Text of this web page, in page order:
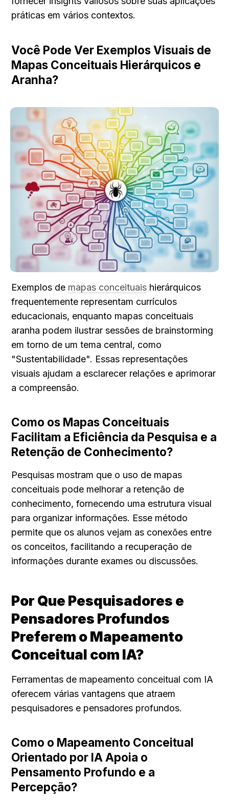
práticas em vários contextos.
Você Pode Ver Exemplos Visuais de
Mapas Conceituais Hierárquicos e
Aranha?
Exemplos de mapas conceituais hierárquicos
frequentemente representam currículos
educacionais, enquanto mapas conceituais
aranha podem ilustrar sessões de brainstorming
em torno de um tema central, como
"Sustentabilidade". Essas representações
visuais ajudam a esclarecer relações e aprimorar
a compreensão.
Como os Mapas Conceituais
Facilitam a Eficiência da Pesquisa e a
Retenção de Conhecimento?
Pesquisas mostram que o uso de mapas
conceituais pode melhorar a retenção de
conhecimento, fornecendo uma estrutura visual
para organizar informações. Esse método
permite que os alunos vejam as conexões entre
os conceitos, facilitando a recuperação de
informações durante exames ou discussões.
Por Que Pesquisadores e
Pensadores Profundos
Preferem o Mapeamento
Conceitual com IA?
Ferramentas de mapeamento conceitual com IA
oferecem várias vantagens que atraem
pesquisadores e pensadores profundos.
Como o Mapeamento Conceitual
Orientado por IA Apoia o
Pensamento Profundo e a
Percepção?